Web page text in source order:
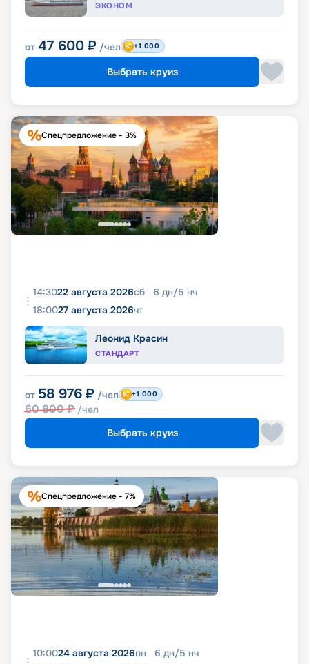
ЭКОНОМ
от 47 600 ₽ /чел +1 000
Выбрать круиз
Спецпредложение - 3%
14:3022 августа 2026сб 6 дн/5 нч
18:0027 августа 2026чт
Леонид Красин
СТАНДАРТ
от 58 976 ₽ /чел
60 800₽ /чел
+1 000
Выбрать круиз
Спецпредложение - 7%
10:0024 августа 2026пн 6 дн/5 нч